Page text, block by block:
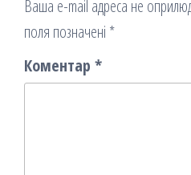
Ваша e-mail адреса не
поля позначені *
Коментар *